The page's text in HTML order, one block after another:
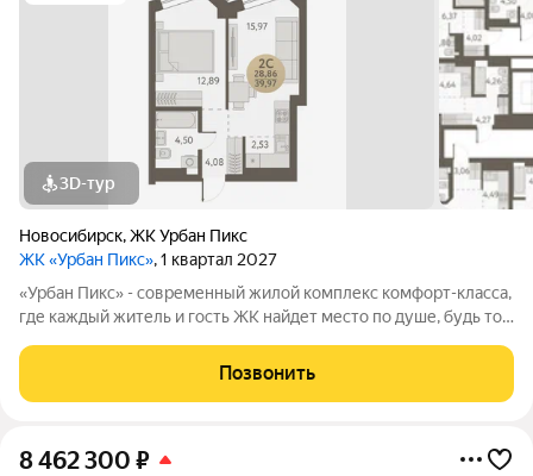
3D-тур
Новосибирск,ЖК Урбан Пикс
ЖК «Урбан Пикс», 1 квартал 2027
«Урбан Пикс» - cовременный жилой комплекс комфорт-класса,
где каждый житель и гость ЖК найдет место по душе, будь то
дерева. Дома, объединенные одной концепцией, станут
точкой притяжения,
Позвонить
8 462 300 ₽